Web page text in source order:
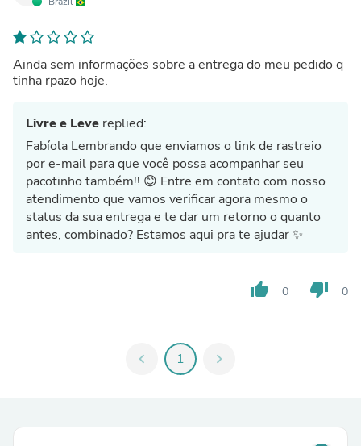
Ainda sem informações sobre a entrega do meu pedido q
tinha rpazo hoje.
Livre e Leve replied:
Fabíola Lembrando que enviamos o link de rastreio
por e-mail para que você possa acompanhar seu
pacotinho também!! 😊 Entre em contato com nosso
atendimento que vamos verificar agora mesmo o
status da sua entrega e te dar um retorno o quanto
antes, combinado? Estamos aqui pra te ajudar ✨
thumb_up 0 thumb_down 0
chevron_left 1 chevron_right